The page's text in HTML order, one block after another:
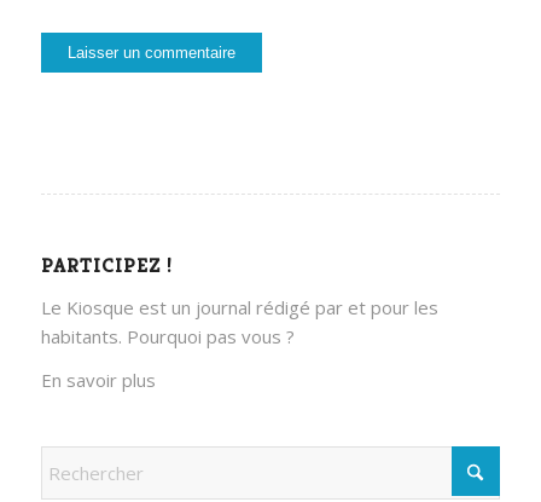
PARTICIPEZ !
Le Kiosque est un journal rédigé par et pour les
habitants. Pourquoi pas vous ?
En savoir plus